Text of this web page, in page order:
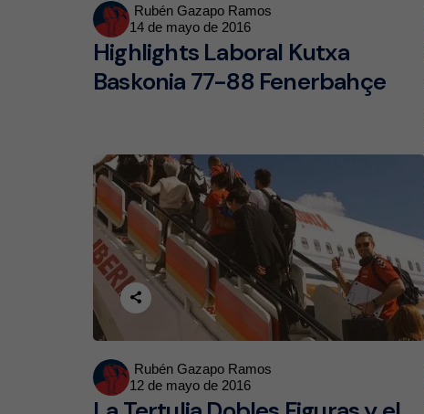
Posted
by
Rubén Gazapo Ramos
14 de mayo de 2016
Highlights Laboral Kutxa
Baskonia 77-88 Fenerbahçe
Posted
by
Rubén Gazapo Ramos
12 de mayo de 2016